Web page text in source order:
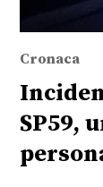
Cronaca
SP59,